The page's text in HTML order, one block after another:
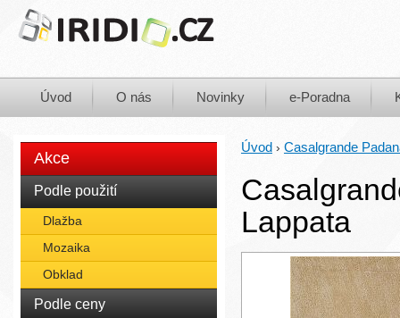
Úvod O nás Novinky e-Poradna
Akce
Podle použití
Dlažba
Mozaika
Obklad
Podle ceny
Úvod › Casalgrande
Lappata